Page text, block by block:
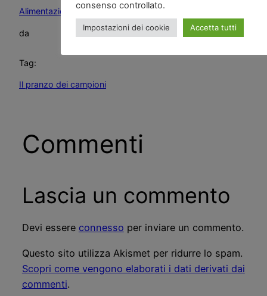
Alimentazione , Economia , News and go
da
Tag:
Il pranzo dei campioni
Commenti
Lascia un commento
Devi essere connesso per inviare un commento.
Questo sito utilizza Akismet per ridurre lo spam.
Scopri come vengono elaborati i dati derivati dai
commenti.
consenso controllato.
Impostazioni dei cookie Accetta tutti